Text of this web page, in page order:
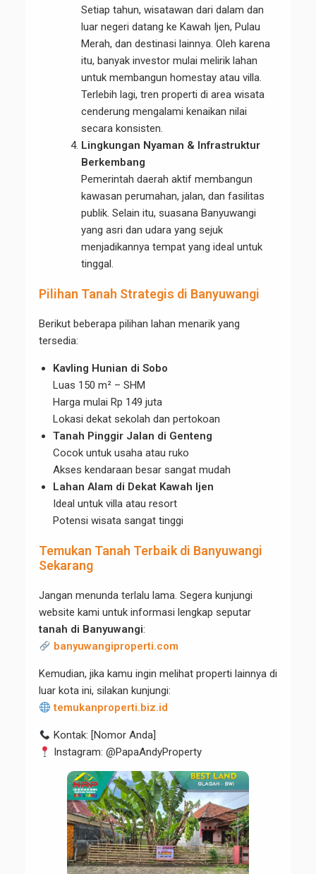
Setiap tahun, wisatawan dari dalam dan
luar negeri datang ke Kawah Ijen, Pulau
Merah, dan destinasi lainnya. Oleh karena
itu, banyak investor mulai melirik lahan
untuk membangun homestay atau villa.
Terlebih lagi, tren properti di area wisata
cenderung mengalami kenaikan nilai
secara konsisten.
Lingkungan Nyaman & Infrastruktur
Berkembang
Pemerintah daerah aktif membangun
kawasan perumahan, jalan, dan fasilitas
publik. Selain itu, suasana Banyuwangi
yang asri dan udara yang sejuk
menjadikannya tempat yang ideal untuk
tinggal.
Pilihan Tanah Strategis di Banyuwangi
Berikut beberapa pilihan lahan menarik yang
tersedia:
Kavling Hunian di Sobo
Luas 150 m² – SHM
Harga mulai Rp 149 juta
Lokasi dekat sekolah dan pertokoan
Tanah Pinggir Jalan di Genteng
Cocok untuk usaha atau ruko
Akses kendaraan besar sangat mudah
Lahan Alam di Dekat Kawah Ijen
Ideal untuk villa atau resort
Potensi wisata sangat tinggi
Temukan Tanah Terbaik di Banyuwangi
Sekarang
Jangan menunda terlalu lama. Segera kunjungi
website kami untuk informasi lengkap seputar
tanah di Banyuwangi:
banyuwangiproperti.com
Kemudian, jika kamu ingin melihat properti lainnya di
luar kota ini, silakan kunjungi:
temukanproperti.biz.id
Kontak: [Nomor Anda]
Instagram: @PapaAndyProperty